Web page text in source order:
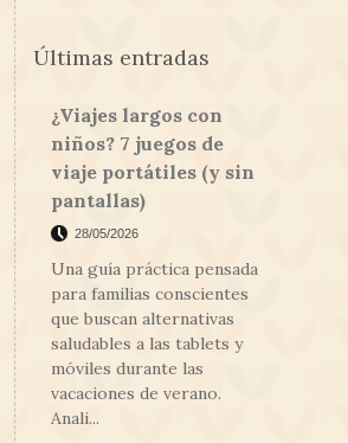
Últimas entradas
¿Viajes largos con
niños? 7 juegos de
viaje portátiles (y sin
pantallas)
28/05/2026
Una guía práctica pensada
para familias conscientes
que buscan alternativas
saludables a las tablets y
móviles durante las
vacaciones de verano.
Anali...